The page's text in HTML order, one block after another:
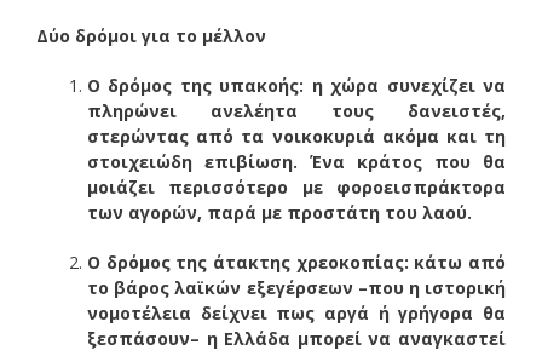
Δύο δρόμοι για το μέλλον
Ο δρόμος της υπακοής: η χώρα συνεχίζει να
πληρώνει ανελέητα τους δανειστές,
στερώντας από τα νοικοκυριά ακόμα και τη
στοιχειώδη επιβίωση. Ένα κράτος που θα
μοιάζει περισσότερο με φοροεισπράκτορα
των αγορών, παρά με προστάτη του λαού.
Ο δρόμος της άτακτης χρεοκοπίας: κάτω από
το βάρος λαϊκών εξεγέρσεων –που η ιστορική
νομοτέλεια δείχνει πως αργά ή γρήγορα θα
ξεσπάσουν– η Ελλάδα μπορεί να αναγκαστεί